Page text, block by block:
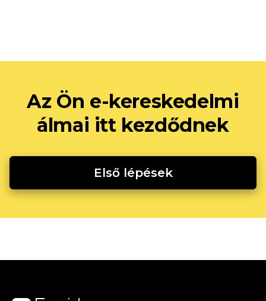
Az Ön e-kereskedelmi
álmai itt kezdődnek
Első lépések